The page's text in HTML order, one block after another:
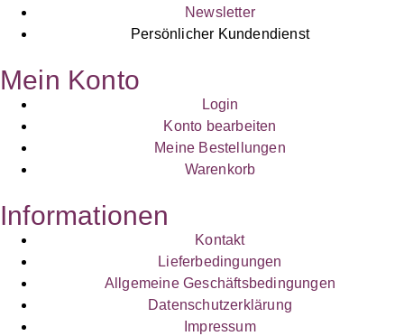
Newsletter
Persönlicher Kundendienst
Mein Konto
Login
Konto bearbeiten
Meine Bestellungen
Warenkorb
Informationen
Kontakt
Lieferbedingungen
Allgemeine Geschäftsbedingungen
Datenschutzerklärung
Impressum